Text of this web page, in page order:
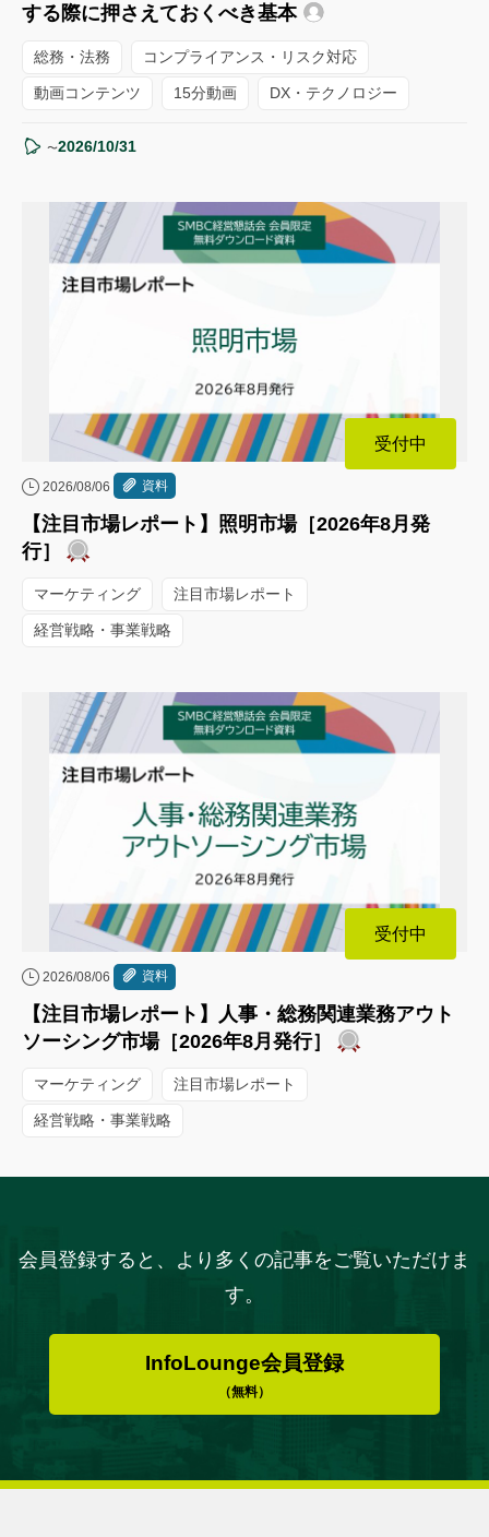
する際に押さえておくべき基本
総務・法務 コンプライアンス・リスク対応
動画コンテンツ 15分動画 DX・テクノロジー
〜2026/10/31
受付中
2026/08/06 資料
【注目市場レポート】照明市場［2026年8月発
行］
マーケティング 注目市場レポート
経営戦略・事業戦略
受付中
2026/08/06 資料
【注目市場レポート】人事・総務関連業務アウト
ソーシング市場［2026年8月発行］
マーケティング 注目市場レポート
経営戦略・事業戦略
会員登録すると、より多くの記事をご覧いただけま
す。
InfoLounge会員登録
（無料）